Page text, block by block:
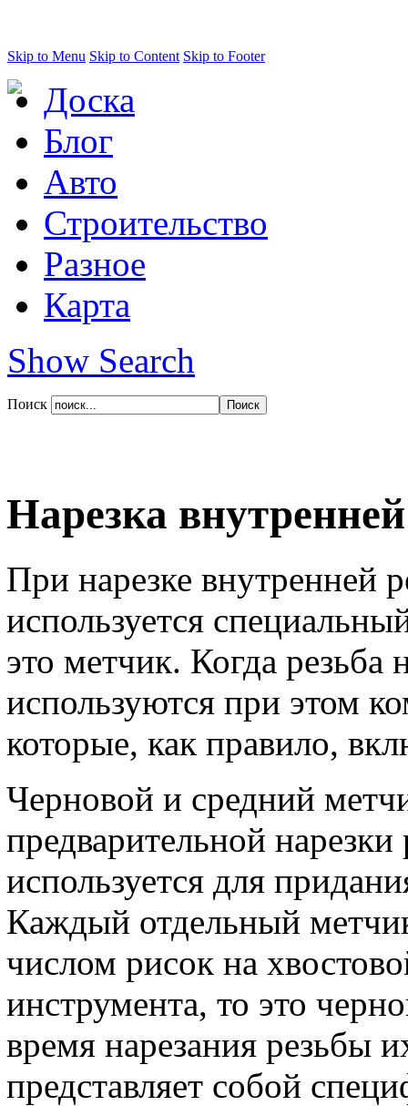
Skip to Menu Skip to Content Skip to Footer
Доска
Блог
Авто
Строительство
Разное
Карта
Show Search
Поиск
Нарезка
При нарезке внутренней
используется
это метчик. Когда резьба
используются при этом
которые, как правило,
Черновой и средний
предварительной
используется для
Каждый отдельный
числом рисок на
инструмента, то это
время нарезания резьбы
представляет собой